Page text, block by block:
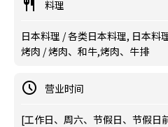
料理
日本料理 / 各类日本料理, 日本料
烤肉 / 烤肉、和牛,烤肉、牛排
营业时间
[工作日、周六、节假日、节假